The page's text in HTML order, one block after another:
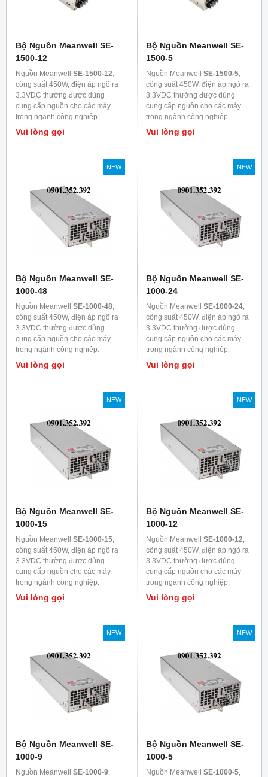
Bộ Nguồn Meanwell SE-
1500-12
Nguồn Meanwell SE-1500-12,
công suất 450W, điện áp ngõ ra
3.3VDC thường được dùng
cung cấp nguồn cho các máy
trong ngành công nghiệp.
Vui lòng gọi
Bộ Nguồn Meanwell SE-
1500-5
Nguồn Meanwell SE-1500-5,
công suất 450W, điện áp ngõ ra
3.3VDC thường được dùng
cung cấp nguồn cho các máy
trong ngành công nghiệp.
Vui lòng gọi
NEW
Bộ Nguồn Meanwell SE-
1000-48
Nguồn Meanwell SE-1000-48,
công suất 450W, điện áp ngõ ra
3.3VDC thường được dùng
cung cấp nguồn cho các máy
trong ngành công nghiệp.
Vui lòng gọi
NEW
Bộ Nguồn Meanwell SE-
1000-24
Nguồn Meanwell SE-1000-24,
công suất 450W, điện áp ngõ ra
3.3VDC thường được dùng
cung cấp nguồn cho các máy
trong ngành công nghiệp.
Vui lòng gọi
NEW
Bộ Nguồn Meanwell SE-
1000-15
Nguồn Meanwell SE-1000-15,
công suất 450W, điện áp ngõ ra
3.3VDC thường được dùng
cung cấp nguồn cho các máy
trong ngành công nghiệp.
Vui lòng gọi
NEW
Bộ Nguồn Meanwell SE-
1000-12
Nguồn Meanwell SE-1000-12,
công suất 450W, điện áp ngõ ra
3.3VDC thường được dùng
cung cấp nguồn cho các máy
trong ngành công nghiệp.
Vui lòng gọi
NEW
Bộ Nguồn Meanwell SE-
1000-9
Nguồn Meanwell SE-1000-9,
NEW
Bộ Nguồn Meanwell SE-
1000-5
Nguồn Meanwell SE-1000-5,